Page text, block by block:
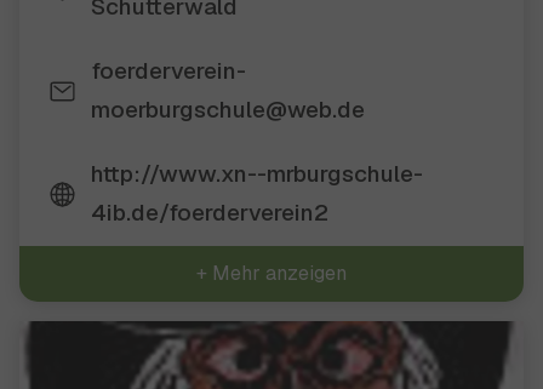
Schutterwald
foerderverein-
moerburgschule@web.de
http://www.xn--mrburgschule-
4ib.de/foerderverein2
+ Mehr anzeigen